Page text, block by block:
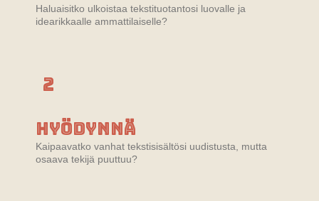
Haluaisitko ulkoistaa tekstituotantosi luovalle ja
idearikkaalle ammattilaiselle?
2
Hyödynnä
Kaipaavatko vanhat tekstisisältösi uudistusta, mutta
osaava tekijä puuttuu?